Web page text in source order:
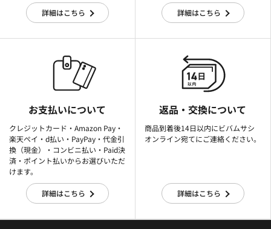
詳細はこちら 詳細はこちら
お支払いについて
クレジットカード・Amazon Pay・
楽天ぺイ・d払い・PayPay・代金引
換（現金）・コンビニ払い・Paid決
済・ポイント払いからお選びいただ
けます。
詳細はこちら
返品・交換について
商品到着後14日以内にビバムサシ
オンライン宛てにご連絡ください。
詳細はこちら